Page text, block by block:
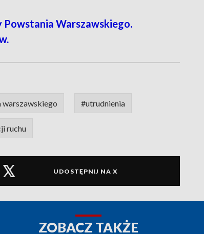
Powstania Warszawskiego.
warszawskiego #utrudnienia
ruchu
UDOSTĘPNIJ NA X
ZOBACZ TAKŻE